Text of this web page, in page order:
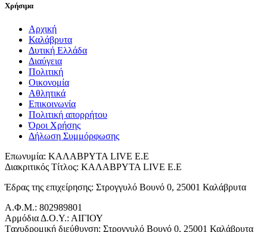
Χρήσιμα
Αρχική
Καλάβρυτα
Δυτική Ελλάδα
Διαύγεια
Πολιτική
Οικονομία
Αθλητικά
Επικοινωνία
Πολιτική απορρήτου
Όροι Χρήσης
Δήλωση Συμμόρφωσης
Επωνυμία: ΚΑΛΑΒΡΥΤΑ LIVE Ε.Ε
Διακριτικός Τίτλος: ΚΑΛΑΒΡΥΤΑ LIVE E.E
Έδρας της επιχείρησης: Στρογγυλό Βουνό 0, 25001 Καλάβρυτα
Α.Φ.Μ.: 802989801
Αρμόδια Δ.Ο.Υ.: ΑΙΓΙΟΥ
Tαχυδρομική διεύθυνση: Στρογγυλό Βουνό 0, 25001 Καλάβρυτα